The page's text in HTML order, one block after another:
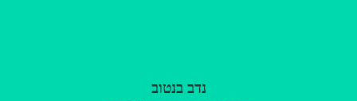
נדב בנטוב